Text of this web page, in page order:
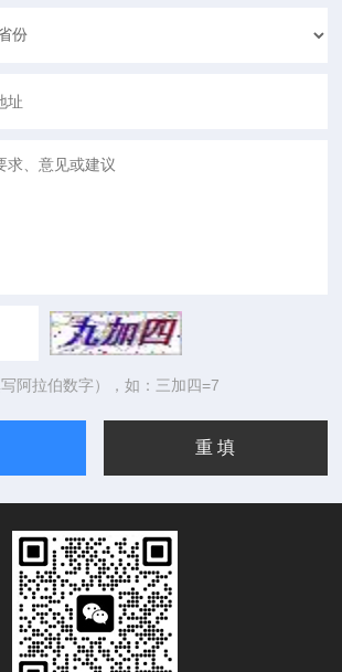
阿拉伯数字），如：三加四=7